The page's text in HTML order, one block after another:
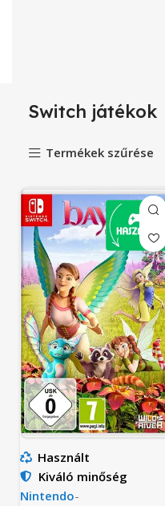
Switch játékok
Termékek szűrése
Használt
Kiváló minőség
Nintendo-